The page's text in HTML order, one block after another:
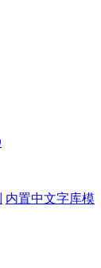
内置中文字库模